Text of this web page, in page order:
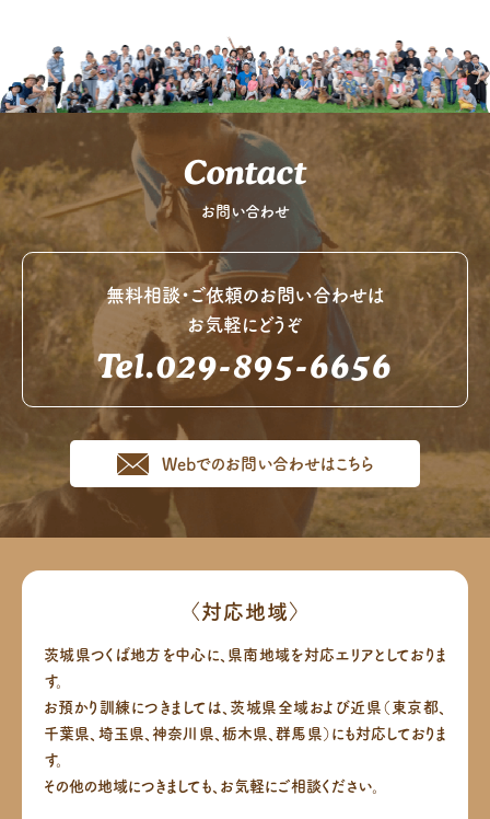
Contact
お問い合わせ
無料相談・ご依頼のお問い合わせは
お気軽にどうぞ
Tel.029-895-6656
Webでのお問い合わせはこちら
〈対応地域〉
茨城県つくば地方を中心に、県南地域を対応エリアとしておりま
す。
お預かり訓練につきましては、茨城県全域および近県（東京都、
千葉県、埼玉県、神奈川県、栃木県、群馬県）にも対応しておりま
す。
その他の地域につきましても、お気軽にご相談ください。